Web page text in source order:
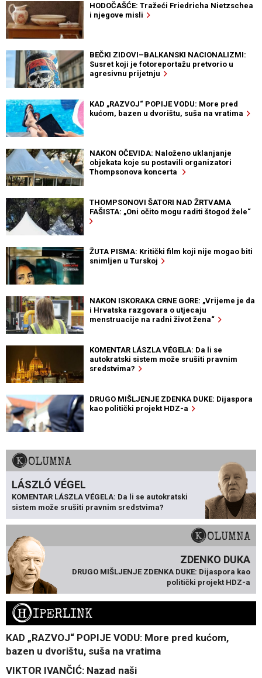
HODOČAŠĆE: Tražeći Friedricha Nietzschea
i njegove misli
BEČKI ZIDOVI–BALKANSKI NACIONALIZMI:
Susret koji je fotoreportažu pretvorio u
agresivnu prijetnju
KAD „RAZVOJ“ POPIJE VODU: More pred
kućom, bazen u dvorištu, suša na vratima
NAKON OČEVIDA: Naloženo uklanjanje
objekata koje su postavili organizatori
Thompsonova koncerta
THOMPSONOVI ŠATORI NAD ŽRTVAMA
FAŠISTA: „Oni očito mogu raditi štogod žele“
ŽUTA PISMA: Kritički film koji nije mogao biti
snimljen u Turskoj
NAKON ISKORAKA CRNE GORE: „Vrijeme je da
i Hrvatska razgovara o utjecaju
menstruacije na radni život žena“
KOMENTAR LÁSZLA VÉGELA: Da li se
autokratski sistem može srušiti pravnim
sredstvima?
DRUGO MIŠLJENJE ZDENKA DUKE: Dijaspora
kao politički projekt HDZ-a
KOLUMNA
LÁSZLÓ VÉGEL
KOMENTAR LÁSZLA VÉGELA: Da li se autokratski
sistem može srušiti pravnim sredstvima?
KOLUMNA
ZDENKO DUKA
DRUGO MIŠLJENJE ZDENKA DUKE: Dijaspora kao
politički projekt HDZ-a
HIPERLINK
KAD „RAZVOJ“ POPIJE VODU: More pred kućom,
bazen u dvorištu, suša na vratima
VIKTOR IVANČIĆ: Nazad naši